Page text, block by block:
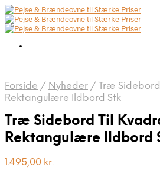
Forside / Nyheder / Træ
Rektangulære Ildbord Stk
Træ Sidebord Til
Rektangulære Ildbord
1.495,00 kr.